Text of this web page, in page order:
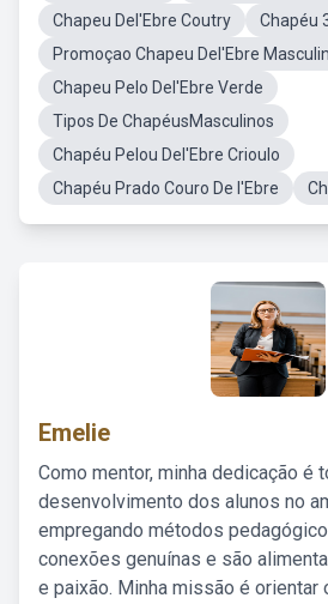
Chapeu Del'Ebre Coutry
Chapéu
Promoçao Chapeu Del'Ebre
Chapeu Pelo Del'Ebre Verde
Tipos De ChapéusMasculinos
Chapéu Pelou Del'Ebre Crioulo
Chapéu Prado Couro De l'Ebre
Emelie
Como mentor, minha dedicação é
desenvolvimento dos alunos no
empregando métodos
conexões genuínas e são
e paixão. Minha missão é orientar